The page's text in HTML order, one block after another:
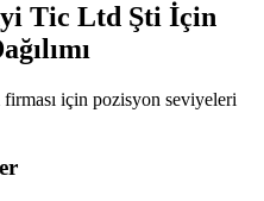
Tic Ltd Şti İçin
firması için pozisyon seviyeleri